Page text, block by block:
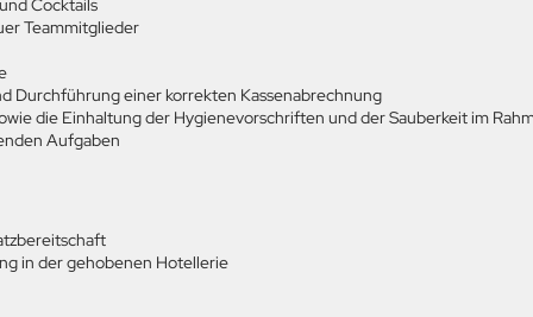
Teammitglieder
Durchführung einer korrekten Kassenabrechnung
die Einhaltung der Hygienevorschriften und der Sauberkeit im
Aufgaben
in der gehobenen Hotellerie